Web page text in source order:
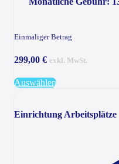
Einmaliger Betrag
299,00 € exkl. MwSt.
Auswählen
Einrichtung Arbeitsplätze